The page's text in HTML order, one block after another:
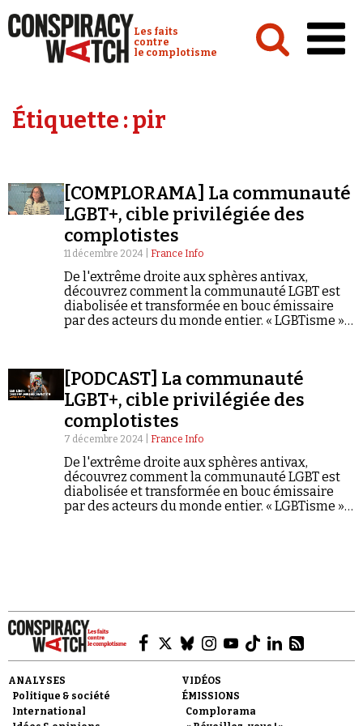
Conspiracy Watch :
Les faits
contre
le complotisme
Analyses
Vidéos
Émissions
Revues de presse
Faire un don
Étiquette :pir
[COMPLORAMA] La communauté
LGBT+, cible privilégiée des
complotistes
11 décembre 2024 | France Info
De l'extrême droite aux sphères antivax,
découvrez comment la communauté LGBT est
diabolisée et transformée en bouc émissaire
par des acteurs du monde entier. « LGBTisme »,
[PODCAST] La communauté
LGBT+, cible privilégiée des
complotistes
7 décembre 2024 | France Info
De l'extrême droite aux sphères antivax,
découvrez comment la communauté LGBT est
diabolisée et transformée en bouc émissaire
par des acteurs du monde entier. « LGBTisme »,
ANALYSES
Politique & société
International
VIDÉOS
ÉMISSIONS
Complorama